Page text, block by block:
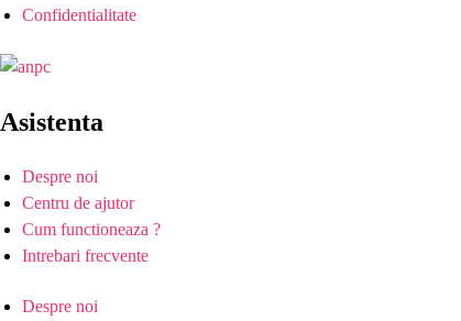
Confidentialitate
Asistenta
Despre noi
Centru de ajutor
Cum functioneaza ?
Intrebari frecvente
Despre noi